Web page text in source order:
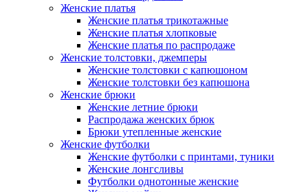
Женские платья
Женские платья трикотажные
Женские платья хлопковые
Женские платья по распродаже
Женские толстовки, джемперы
Женские толстовки с капюшоном
Женские толстовки без капюшона
Женские брюки
Женские летние брюки
Распродажа женских брюк
Брюки утепленные женские
Женские футболки
Женские футболки с принтами, туники
Женские лонгсливы
Футболки однотонные женские